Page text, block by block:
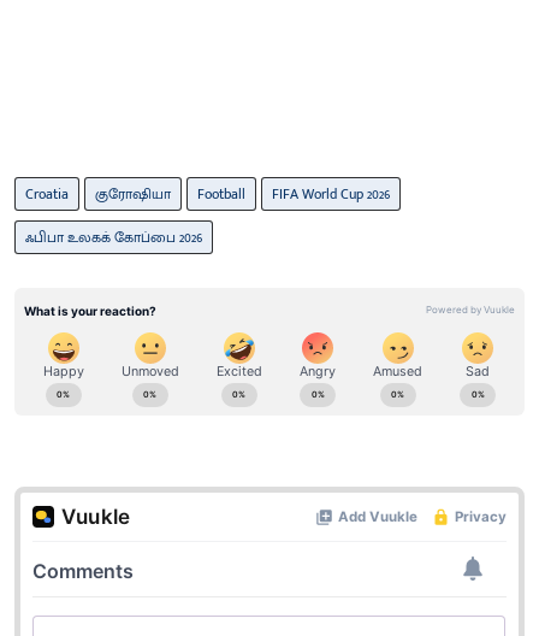
Croatia குரோஷியா Football
FIFA World Cup 2026
ஃபிபா உலகக் கோப்பை 2026